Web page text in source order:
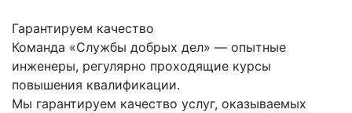
Гарантируем качество
Команда «Службы добрых дел» — опытные
инженеры, регулярно проходящие курсы
повышения квалификации.
Мы гарантируем качество услуг, оказываемых